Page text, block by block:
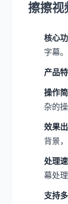
擦擦视
核心
字幕。
产品
操作
杂的
效果
背景
处理
幕处理
支持